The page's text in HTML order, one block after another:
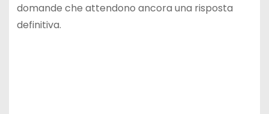
domande che attendono ancora una risposta
definitiva.